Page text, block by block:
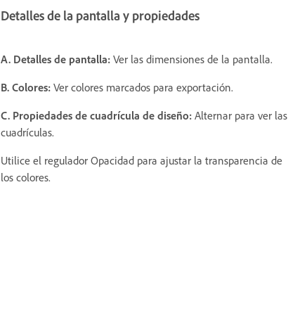
Detalles de la pantalla y propiedades
A. Detalles de pantalla: Ver las dimensiones de la pantalla.
B. Colores: Ver colores marcados para exportación.
C. Propiedades de cuadrícula de diseño: Alternar para ver las
cuadrículas.
Utilice el regulador Opacidad para ajustar la transparencia de
los colores.